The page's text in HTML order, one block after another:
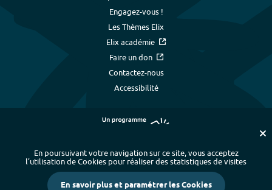
Engagez-vous !
Les Thèmes Elix
Elix académie
Faire un don
Contactez-nous
Accessibilité
Plan du site - Index alphabétique
-
Mentions légales et données personnelles
- Paramétrer les cookies
En poursuivant votre navigation sur ce site, vous acceptez
l’utilisation de Cookies pour réaliser des statistiques de visites
En savoir plus et paramétrer les Cookies